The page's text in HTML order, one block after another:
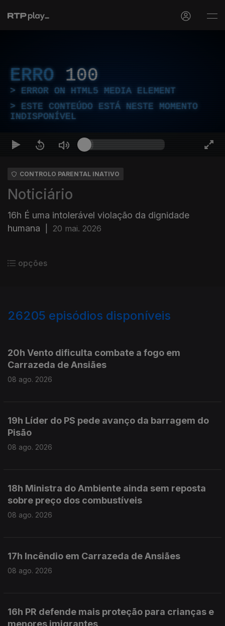
ERRO 100
ERROR ON HTML5 MEDIA ELEMENT
ESTE CONTEÚDO ESTÁ NESTE MOMENTO
INDISPONÍVEL
CONTROLO PARENTAL INATIVO
Noticiário
16h É uma intolerável violação da dignidade
humana
20 mai. 2026
opções
26205 episódios disponíveis
20h Vento dificulta combate a fogo em
Carrazeda de Ansiães
08 ago. 2026
19h Líder do PS pede avanço da barragem do
Pisão
08 ago. 2026
18h Ministra do Ambiente ainda sem reposta
sobre preço dos combustíveis
08 ago. 2026
17h Incêndio em Carrazeda de Ansiães
08 ago. 2026
16h PR defende mais proteção para crianças e
menores imigrantes